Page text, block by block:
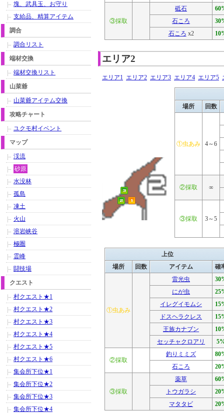
③採取
砥石
石ころ
石ころ x2
エリア2
エリア1 エリア2 エリア3 エリア4 エリア5
場所 回数
①虫あみ 4～6
②採取 ∞
③採取 3～5
上位
場所
回数 アイテム 確
①虫あみ
雷光虫
にが虫
イレグイモムシ
ドスヘラクレス
王族カナブン
セッチャクロアリ
②採取
釣りミミズ
石ころ
③採取
薬草
トウガラシ
マタタビ
塊、武具玉、お守り
支給品、精算アイテム
調合
調合リスト
端材交換
端材交換リスト
山菜爺
山菜爺アイテム交換
攻略チャート
ユクモ村イベント
マップ
渓流
砂原
水没林
孤島
凍土
火山
溶岩峡谷
極圏
霊峰
闘技場
クエスト
村クエスト★1
村クエスト★2
村クエスト★3
村クエスト★4
村クエスト★5
村クエスト★6
集会所下位★1
集会所下位★2
集会所下位★3
集会所下位★4